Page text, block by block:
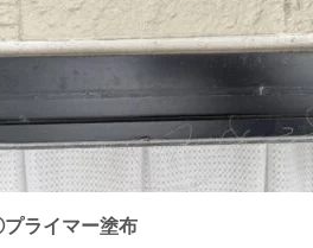
ライマー塗布